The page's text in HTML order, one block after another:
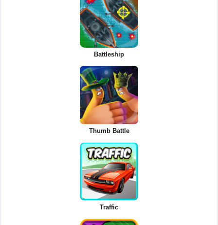
Battleship
Thumb Battle
Traffic